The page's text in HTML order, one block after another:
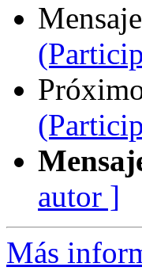
autor ]
Más